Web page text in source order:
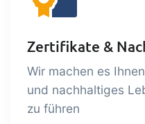
Zertifikate &
Wir machen es
und nachhaltiges
zu führen